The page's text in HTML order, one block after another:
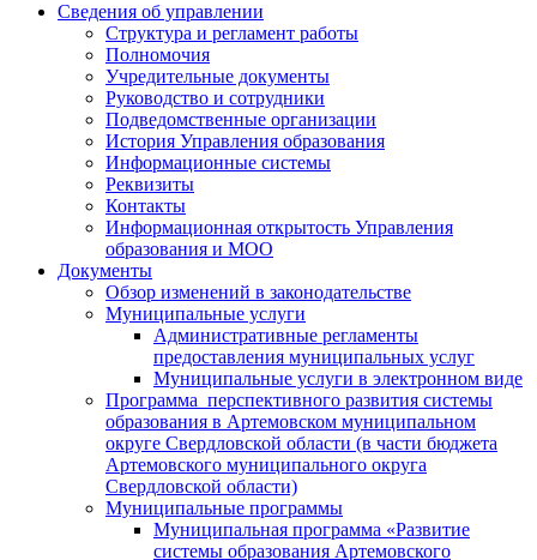
Сведения об управлении
Структура и регламент работы
Полномочия
Учредительные документы
Руководство и сотрудники
Подведомственные организации
История Управления образования
Информационные системы
Реквизиты
Контакты
Информационная открытость Управления
образования и МОО
Документы
Обзор изменений в законодательстве
Муниципальные услуги
Административные регламенты
предоставления муниципальных услуг
Муниципальные услуги в электронном виде
Программа перспективного развития системы
образования в Артемовском муниципальном
округе Свердловской области (в части бюджета
Артемовского муниципального округа
Свердловской области)
Муниципальные программы
Муниципальная программа «Развитие
системы образования Артемовского